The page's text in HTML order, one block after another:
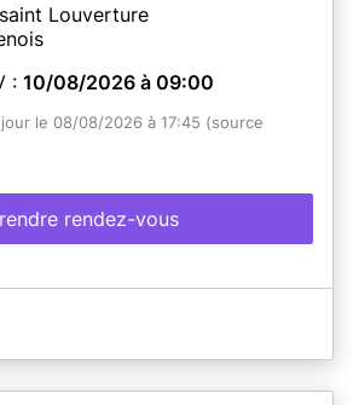
Louverture
: 10/08/2026 à 09:00
le 08/08/2026 à 17:45 (source
rendez-vous